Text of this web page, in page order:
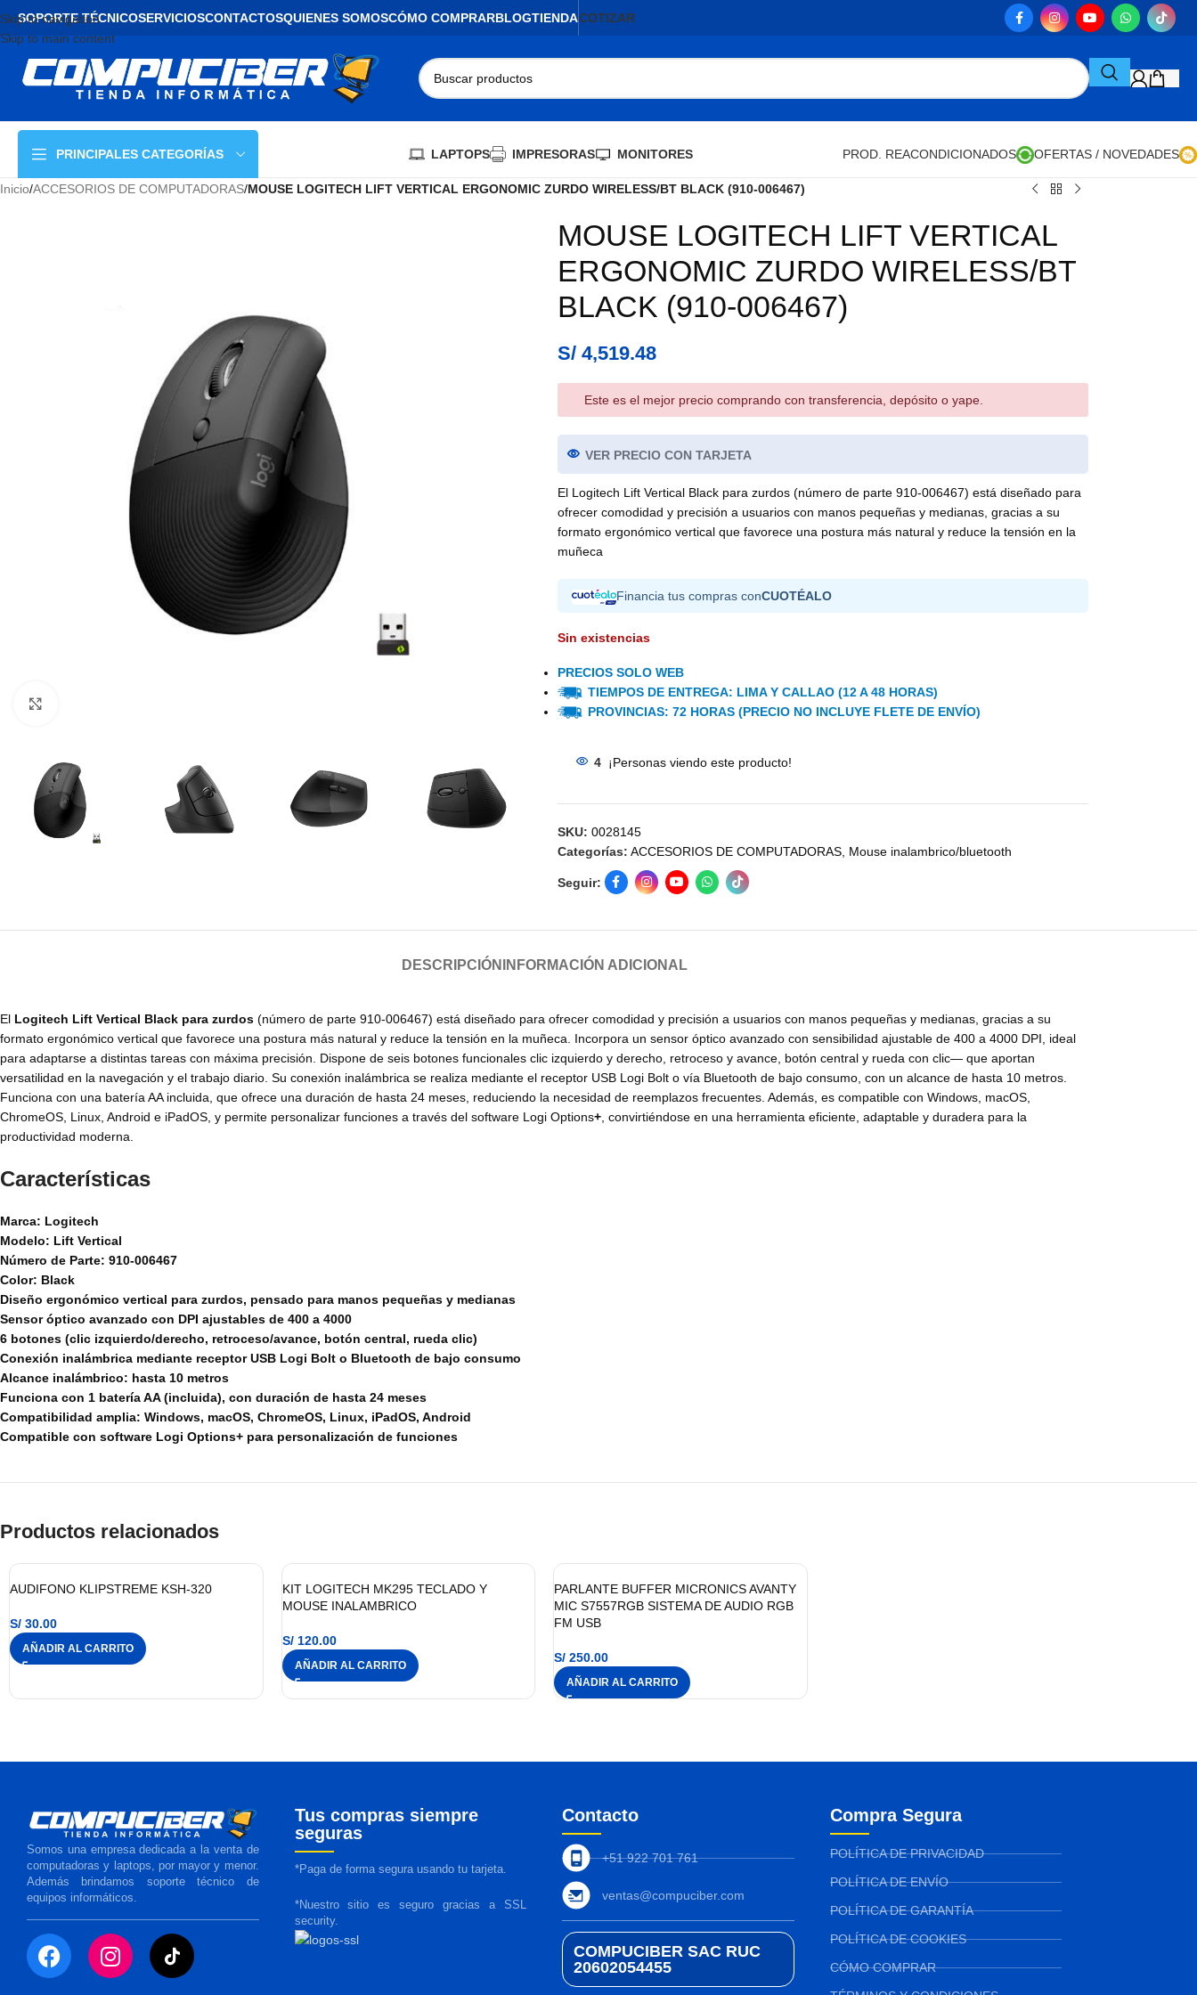
Skip to navigation
Skip to main content
SOPORTE TÉCNICOSERVICIOSCONTACTOSQUIENES SOMOSCÓMO COMPRARBLOGTIENDACOTIZAR
PRINCIPALES CATEGORÍAS LAPTOPS IMPRESORAS MONITORES PROD. REACONDICIONADOS OFERTAS / NOVEDADES
Inicio/ACCESORIOS DE COMPUTADORAS/MOUSE LOGITECH LIFT VERTICAL ERGONOMIC ZURDO WIRELESS/BT BLACK (910-006467)
MOUSE LOGITECH LIFT VERTICAL
ERGONOMIC ZURDO WIRELESS/BT
BLACK (910-006467)
S/4,519.48
Este es el mejor precio comprando con transferencia, depósito o yape.
VER PRECIO CON TARJETA
El Logitech Lift Vertical Black para zurdos (número de parte 910-006467) está diseñado para
ofrecer comodidad y precisión a usuarios con manos pequeñas y medianas, gracias a su
formato ergonómico vertical que favorece una postura más natural y reduce la tensión en la
muñeca
Financia tus compras conCUOTÉALO
Sin existencias
PRECIOS SOLO WEB
TIEMPOS DE ENTREGA: LIMA Y CALLAO (12 A 48 HORAS)
PROVINCIAS: 72 HORAS (PRECIO NO INCLUYE FLETE DE ENVÍO)
4 ¡Personas viendo este producto!
SKU: 0028145
Categorías: ACCESORIOS DE COMPUTADORAS, Mouse inalambrico/bluetooth
Seguir:
DESCRIPCIÓN INFORMACIÓN ADICIONAL
El Logitech Lift Vertical Black para zurdos (número de parte 910-006467) está diseñado para ofrecer comodidad y precisión a usuarios con manos pequeñas y medianas, gracias a su
formato ergonómico vertical que favorece una postura más natural y reduce la tensión en la muñeca. Incorpora un sensor óptico avanzado con sensibilidad ajustable de 400 a 4000 DPI, ideal
para adaptarse a distintas tareas con máxima precisión. Dispone de seis botones funcionales clic izquierdo y derecho, retroceso y avance, botón central y rueda con clic— que aportan
versatilidad en la navegación y el trabajo diario. Su conexión inalámbrica se realiza mediante el receptor USB Logi Bolt o vía Bluetooth de bajo consumo, con un alcance de hasta 10 metros.
Funciona con una batería AA incluida, que ofrece una duración de hasta 24 meses, reduciendo la necesidad de reemplazos frecuentes. Además, es compatible con Windows, macOS,
ChromeOS, Linux, Android e iPadOS, y permite personalizar funciones a través del software Logi Options+ , convirtiéndose en una herramienta eficiente, adaptable y duradera para la
productividad moderna.
Características
Marca: Logitech
Modelo: Lift Vertical
Número de Parte: 910-006467
Color: Black
Diseño ergonómico vertical para zurdos, pensado para manos pequeñas y medianas
Sensor óptico avanzado con DPI ajustables de 400 a 4000
6 botones (clic izquierdo/derecho, retroceso/avance, botón central, rueda clic)
Conexión inalámbrica mediante receptor USB Logi Bolt o Bluetooth de bajo consumo
Alcance inalámbrico: hasta 10 metros
Funciona con 1 batería AA (incluida), con duración de hasta 24 meses
Compatibilidad amplia: Windows, macOS, ChromeOS, Linux, iPadOS, Android
Compatible con software Logi Options+ para personalización de funciones
Productos relacionados
AUDIFONO KLIPSTREME KSH-320
S/ 30.00
AÑADIR AL CARRITO
KIT LOGITECH MK295 TECLADO Y
MOUSE INALAMBRICO
S/120.00
AÑADIR AL CARRITO
PARLANTE BUFFER MICRONICS AVANTY
MIC S7557RGB SISTEMA DE AUDIO RGB
FM USB
S/ 250.00
AÑADIR AL CARRITO
Somos una empresa dedicada a la venta de
computadoras y laptops, por mayor y menor.
Además brindamos soporte técnico de
equipos informáticos.
Tus compras siempre
seguras
*Paga de forma segura usando tu tarjeta.
*Nuestro sitio es seguro gracias a SSL
security.
Contacto
+51 922 701 761
ventas@compuciber.com
COMPUCIBER SAC RUC
20602054455
Compra Segura
POLÍTICA DE PRIVACIDAD
POLÍTICA DE ENVÍO
POLÍTICA DE GARANTÍA
POLÍTICA DE COOKIES
CÓMO COMPRAR